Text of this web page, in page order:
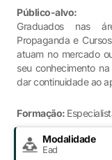
Público-alvo:
Graduados nas
Propaganda e
atuam no mercado
seu conhecimento
dar continuidade ao
Formação:
Modalidade
Ead